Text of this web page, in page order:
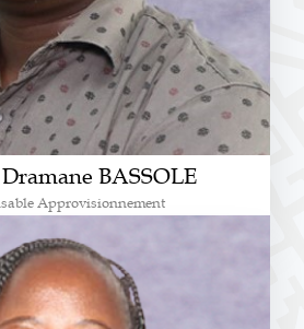
BASSOLE
Approvisionnement